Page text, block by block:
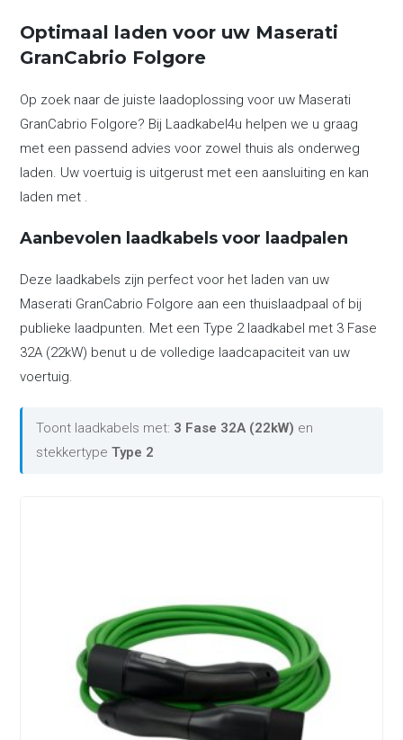
Optimaal laden voor uw Maserati
GranCabrio Folgore
Op zoek naar de juiste laadoplossing voor uw Maserati
GranCabrio Folgore? Bij Laadkabel4u helpen we u graag
met een passend advies voor zowel thuis als onderweg
laden. Uw voertuig is uitgerust met een aansluiting en kan
laden met .
Aanbevolen laadkabels voor laadpalen
Deze laadkabels zijn perfect voor het laden van uw
Maserati GranCabrio Folgore aan een thuislaadpaal of bij
publieke laadpunten. Met een Type 2 laadkabel met 3 Fase
32A (22kW) benut u de volledige laadcapaciteit van uw
voertuig.
Toont laadkabels met: 3 Fase 32A (22kW) en
stekkertypeType 2